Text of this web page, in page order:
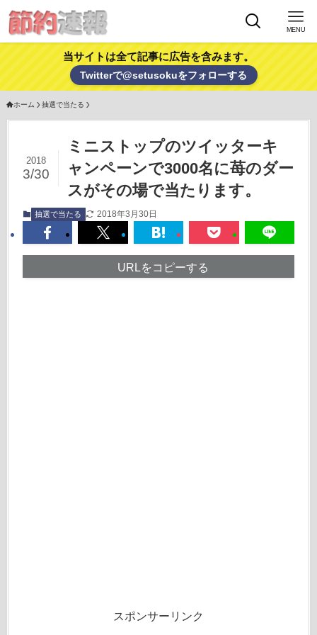
MENU
当サイトは全て記事に広告を含みます。
Twitterで@setusokuをフォローする
ホーム 抽選で当たる
ミニストップのツイッターキ
ャンペーンで3000名に苺のダー
スがその場で当たります。
2018
3/30
抽選で当たる 2018年3月30日
URLをコピーする
スポンサーリンク